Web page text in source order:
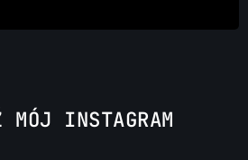
MÓJ INSTAGRAM